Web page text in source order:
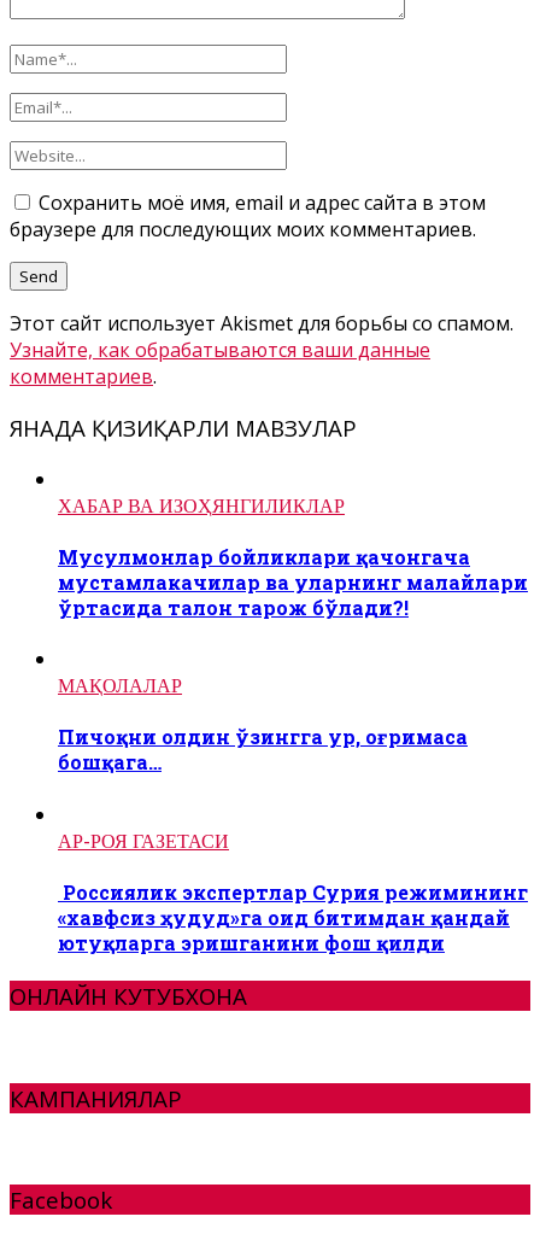
Сохранить моё имя, email и адрес сайта в этом
браузере для последующих моих комментариев.
Этот сайт использует Akismet для борьбы со спамом.
Узнайте, как обрабатываются ваши данные
комментариев.
ЯНАДА ҚИЗИҚАРЛИ МАВЗУЛАР
ХАБАР ВА ИЗОҲЯНГИЛИКЛАР
Мусулмонлар бойликлари қачонгача
мустамлакачилар ва уларнинг малайлари
ўртасида талон тарож бўлади?!
МАҚОЛАЛАР
Пичоқни олдин ўзингга ур, оғримаса
бошқага…
АР-РОЯ ГАЗЕТАСИ
Россиялик экспертлар Сурия режимининг
«хавфсиз ҳудуд»га оид битимдан қандай
ютуқларга эришганини фош қилди
ОНЛАЙН КУТУБХОНА
КАМПАНИЯЛАР
Facebook